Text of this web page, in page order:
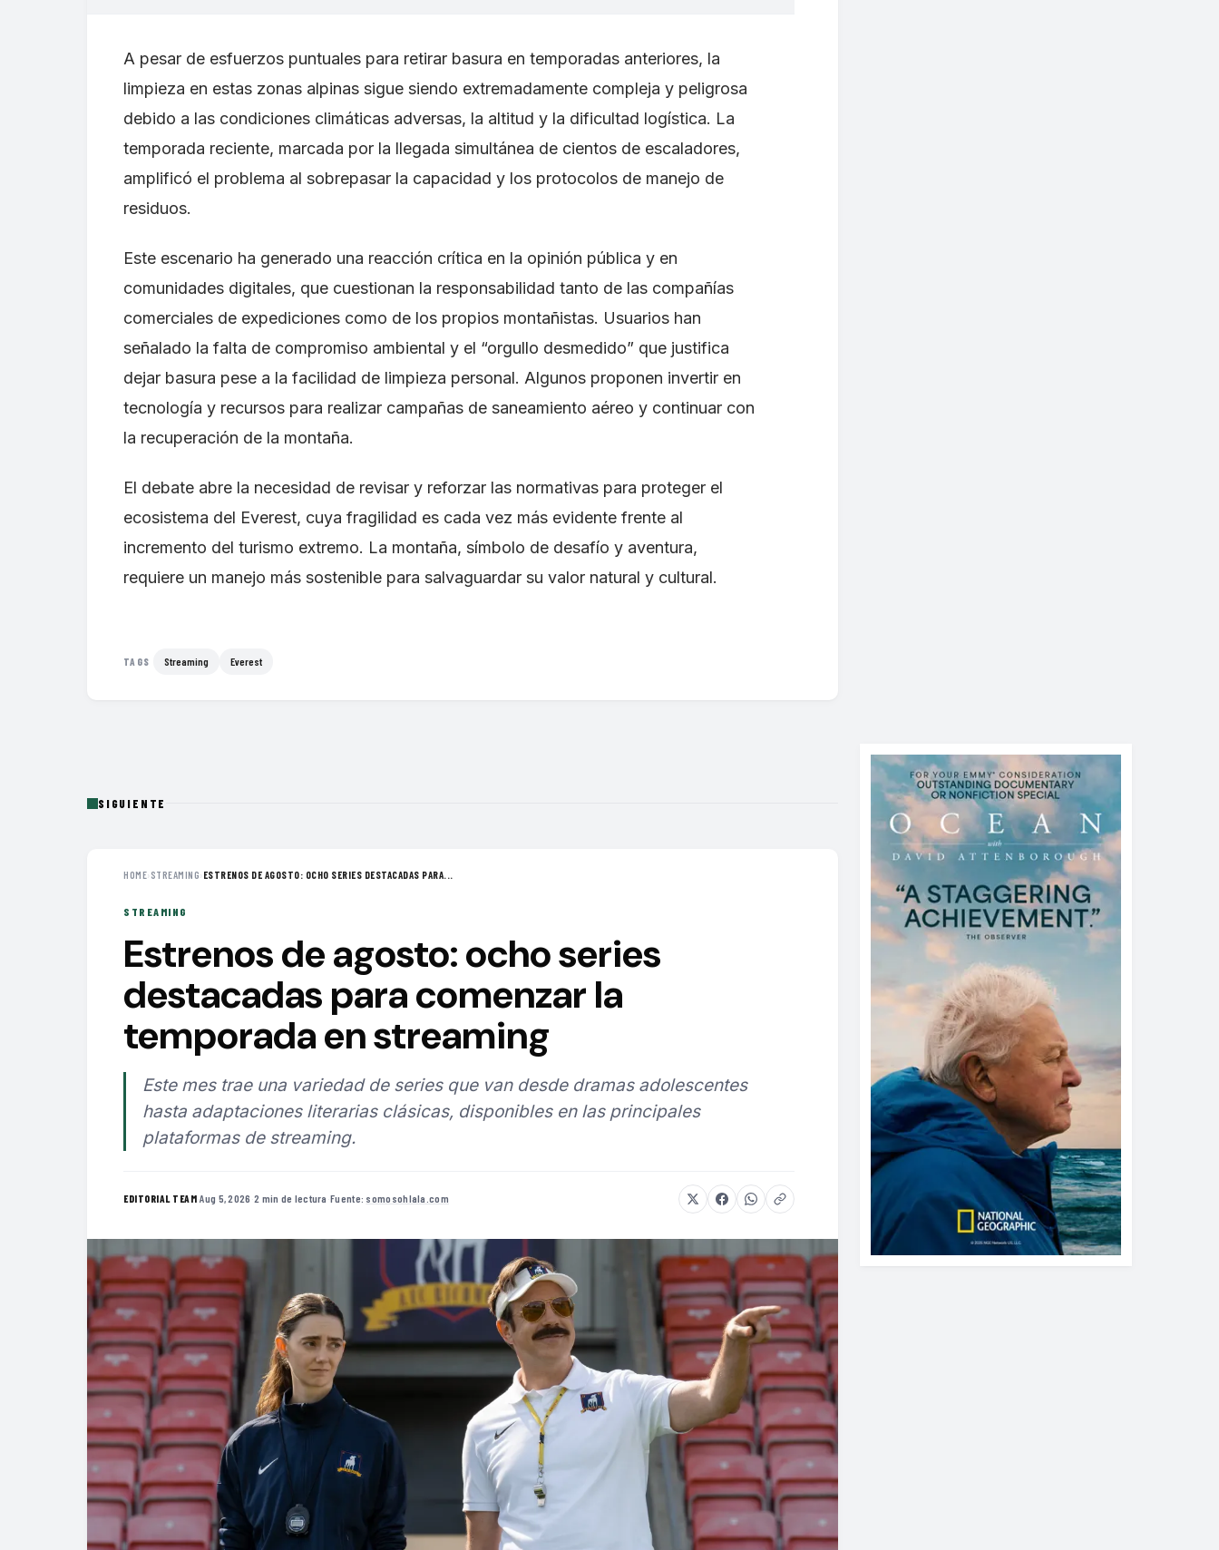
A pesar de esfuerzos puntuales para retirar basura en temporadas anteriores, la
limpieza en estas zonas alpinas sigue siendo extremadamente compleja y peligrosa
debido a las condiciones climáticas adversas, la altitud y la dificultad logística. La
temporada reciente, marcada por la llegada simultánea de cientos de escaladores,
amplificó el problema al sobrepasar la capacidad y los protocolos de manejo de
residuos.
Este escenario ha generado una reacción crítica en la opinión pública y en
comunidades digitales, que cuestionan la responsabilidad tanto de las compañías
comerciales de expediciones como de los propios montañistas. Usuarios han
señalado la falta de compromiso ambiental y el “orgullo desmedido” que justifica
dejar basura pese a la facilidad de limpieza personal. Algunos proponen invertir en
tecnología y recursos para realizar campañas de saneamiento aéreo y continuar con
la recuperación de la montaña.
El debate abre la necesidad de revisar y reforzar las normativas para proteger el
ecosistema del Everest, cuya fragilidad es cada vez más evidente frente al
incremento del turismo extremo. La montaña, símbolo de desafío y aventura,
requiere un manejo más sostenible para salvaguardar su valor natural y cultural.
TAGS Streaming Everest
SIGUIENTE
HOME› STREAMING› ESTRENOS DE AGOSTO: OCHO SERIES DESTACADAS PARA...
STREAMING
Estrenos de agosto: ocho series
destacadas para comenzar la
temporada en streaming
Este mes trae una variedad de series que van desde dramas adolescentes
hasta adaptaciones literarias clásicas, disponibles en las principales
plataformas de streaming.
EDITORIAL TEAM·Aug 5, 2026 ·2 min de lectura ·Fuente: somosohlala.com